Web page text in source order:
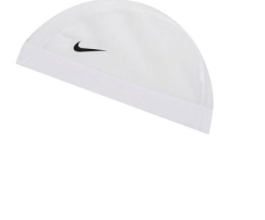
スタッフスナップ
中古/アウトレット サー
フ
中古/アウトレット スノ